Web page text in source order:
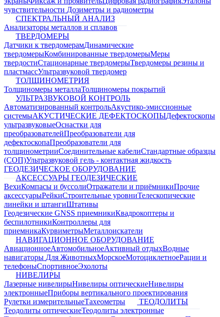
чувствительности Дозиметры и радиометры
СПЕКТРАЛЬНЫЙ АНАЛИЗ
Анализаторы металлов и сплавов
ТВЕРДОМЕРЫ
Датчики к твердомерамДинамические
твердомерыКомбинированные твердомерыМеры
твердостиСтационарные твердомерыТвердомеры резины и
пластмассУльтразвуковой твердомер
ТОЛЩИНОМЕТРИЯ
Толщиномеры металлаТолщиномеры покрытий
УЛЬТРАЗВУКОВОЙ КОНТРОЛЬ
Автоматизированный контрольАкустико-эмиссионные
системыАКУСТИЧЕСКИЕ ДЕФЕКТОСКОПЫДефектоскопы
ультразвуковыеОснастки для
преобразователейПреобразователи для
дефектоскопаПреобразователи для
толщинометрииСоединительные кабелиСтандартные образцы
(СОП)Ультразвуковой гель - контактная жидкость
ГЕОДЕЗИЧЕСКОЕ ОБОРУДОВАНИЕ
АКСЕССУАРЫ ГЕОДЕЗИЧЕСКИЕ
ВехиКомпасы и буссолиОтражатели и приёмникиПрочие
аксессуарыРейкиСтроительные уровниТелескопические
линейки и штангиШтативы
Геодезические GNSS приемникиКвадрокоптеры и
беспилотникиКонтроллеры для
приемникаКурвиметрыМеталлоискатели
НАВИГАЦИОННОЕ ОБОРУДОВАНИЕ
АвиационноеАвтомобильноеАктивный отдыхВодные
навигаторы Для ЖивотныхМорскоеМотоциклетноеРации и
телефоныСпортивноеЭхолоты
НИВЕЛИРЫ
Лазерные нивелирыНивелиры оптическиеНивелиры
электронныеПриборы вертикального проектирования
Рулетки измерительныеТахеометры
ТЕОДОЛИТЫ
Теодолиты оптическиеТеодолиты электронные